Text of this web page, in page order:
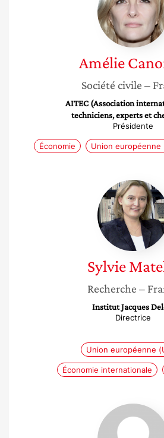
Amélie
Société civile –
AITEC (Association
techniciens, experts et
Présidente
Économie Union européenne
Sylvie
Sylvie
Recherche –
Institut Jacques
Directrice
Union européenne
Économie internationale
Virginie